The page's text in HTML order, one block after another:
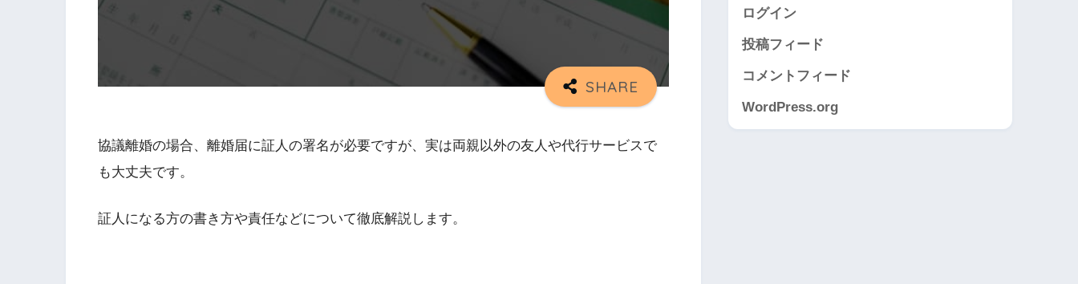
協議離婚の場合、離婚届に証人の署名が必要ですが、実は両親以外の友人や代行サービスで
も大丈夫です。
証人になる方の書き方や責任などについて徹底解説します。
ログイン
投稿フィード
コメントフィード
WordPress.org